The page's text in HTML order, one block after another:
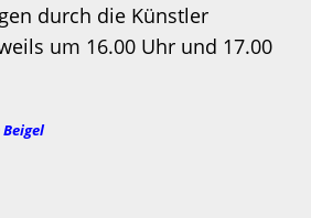
durch die Künstler
um 16.00 Uhr und 17.00